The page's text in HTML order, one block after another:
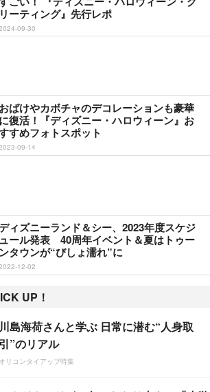
リーティング』先行レポ
09-30
おばけやカボチャのデコレーションも豪華
に復活！『ディズニー・ハロウィーン』お
すめフォトスポット
09-14
ィズニーランド＆シー、2023年度スケジ
ュール発表 40周年イベント＆夏はトゥー
ンタウンが“びしょ濡れ”に
12-02
UP！
川島海荷さんと学ぶ 日常に潜む“人身取
引”のリアル
オリコンタイアップ特集